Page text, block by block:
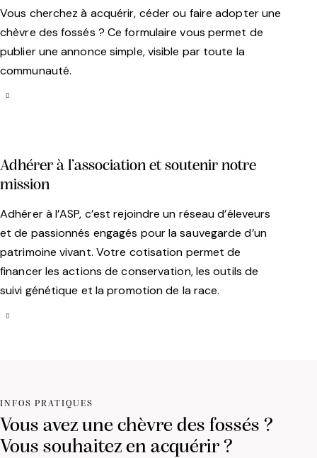
Vous cherchez à acquérir, céder ou faire adopter une
chèvre des fossés ? Ce formulaire vous permet de
publier une annonce simple, visible par toute la
communauté.
Adhérer à l’association et soutenir notre
mission
Adhérer à l’ASP, c’est rejoindre un réseau d’éleveurs
et de passionnés engagés pour la sauvegarde d’un
patrimoine vivant. Votre cotisation permet de
financer les actions de conservation, les outils de
suivi génétique et la promotion de la race.
INFOS PRATIQUES
Vous avez une chèvre des fossés ?
Vous souhaitez en acquérir ?